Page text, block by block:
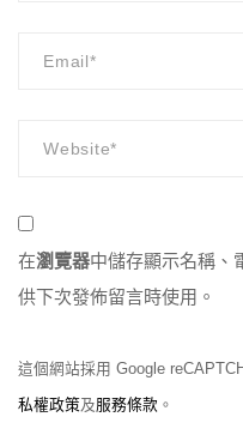
在瀏覽器中儲存顯示名稱、
供下次發佈留言時使用。
這個網站採用 Google
私權政策及服務條款 。